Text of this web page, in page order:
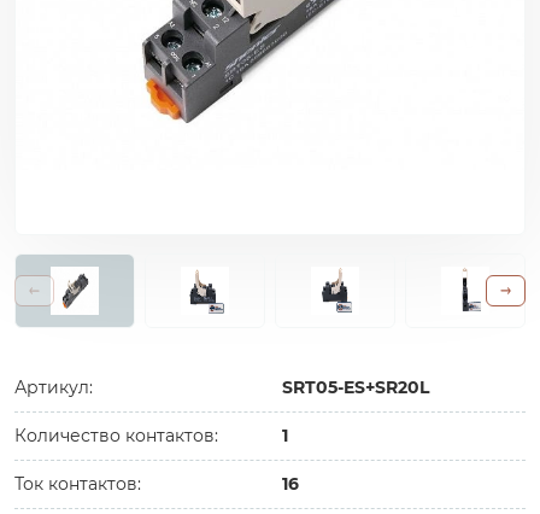
Артикул: SRT05-ES+SR20L
Количество контактов: 1
Ток контактов: 16